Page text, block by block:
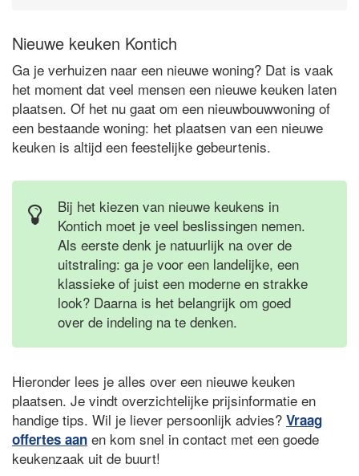
Nieuwe keuken Kontich
Ga je verhuizen naar een nieuwe woning? Dat is vaak
het moment dat veel mensen een nieuwe keuken laten
plaatsen. Of het nu gaat om een nieuwbouwwoning of
een bestaande woning: het plaatsen van een nieuwe
keuken is altijd een feestelijke gebeurtenis.
Bij het kiezen van nieuwe keukens in
Kontich moet je veel beslissingen nemen.
Als eerste denk je natuurlijk na over de
uitstraling: ga je voor een landelijke, een
klassieke of juist een moderne en strakke
look? Daarna is het belangrijk om goed
over de indeling na te denken.
Hieronder lees je alles over een nieuwe keuken
plaatsen. Je vindt overzichtelijke prijsinformatie en
handige tips. Wil je liever persoonlijk advies? Vraag
offertes aan en kom snel in contact met een goede
keukenzaak uit de buurt!